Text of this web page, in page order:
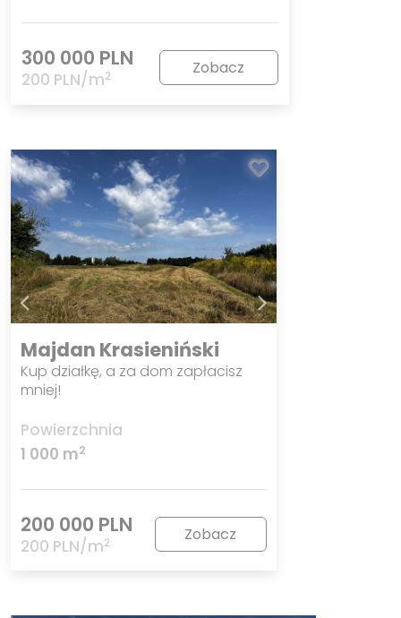
300 000 PLN
200 PLN/m2 Zobacz
Majdan Krasieniński
Kup działkę, a za dom zapłacisz
mniej!
Powierzchnia
1 000 m2
200 000 PLN
200 PLN/m2 Zobacz